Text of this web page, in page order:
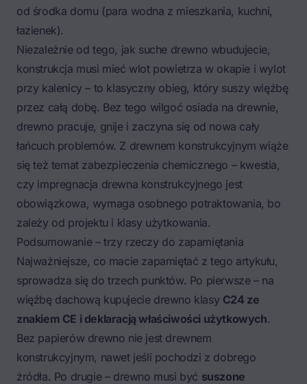
od środka domu (para wodna z mieszkania, kuchni,
łazienek).
Niezależnie od tego, jak suche drewno wbudujecie,
konstrukcja musi mieć wlot powietrza w okapie i wylot
przy kalenicy – to klasyczny obieg, który suszy więźbę
przez całą dobę. Bez tego wilgoć osiada na drewnie,
drewno pracuje, gnije i zaczyna się od nowa cały
łańcuch problemów. Z drewnem konstrukcyjnym wiąże
się też temat zabezpieczenia chemicznego – kwestia,
czy impregnacja drewna konstrukcyjnego jest
obowiązkowa, wymaga osobnego potraktowania, bo
zależy od projektu i klasy użytkowania.
Podsumowanie – trzy rzeczy do zapamiętania
Najważniejsze, co macie zapamiętać z tego artykułu,
sprowadza się do trzech punktów. Po pierwsze – na
więźbę dachową kupujecie drewno klasy C24 ze
znakiem CE i deklaracją właściwości użytkowych.
Bez papierów drewno nie jest drewnem
konstrukcyjnym, nawet jeśli pochodzi z dobrego
źródła. Po drugie – drewno musi być suszone